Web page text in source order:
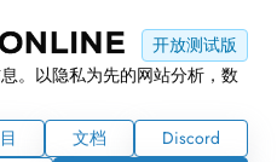
开放测试版
。以隐私为先的网站分析，数
文档
Discord